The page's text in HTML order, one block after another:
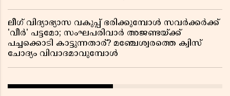
ലീഗ് വിദ്യാഭ്യാസ വകുപ്പ് ഭരിക്കുമ്പോൾ സവർക്കർക്ക്
'വീർ' പട്ടമോ; സംഘപരിവാർ അജണ്ടയ്ക്ക്
പച്ചക്കൊടി കാട്ടുന്നതാര്? മഞ്ചേശ്വരത്തെ ക്വിസ്
ചോദ്യം വിവാദമാവുമ്പോൾ